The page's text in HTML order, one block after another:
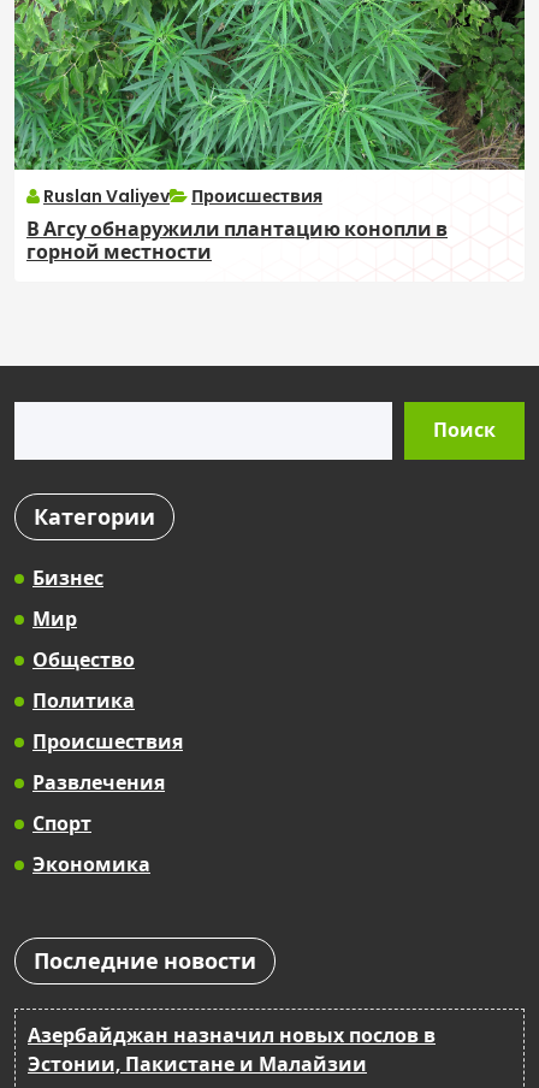
Ruslan Valiyev Происшествия
В Агсу обнаружили плантацию конопли в
горной местности
Поиск
Категории
Бизнес
Мир
Общество
Политика
Происшествия
Развлечения
Спорт
Экономика
Последние новости
Азербайджан назначил новых послов в
Эстонии, Пакистане и Малайзии